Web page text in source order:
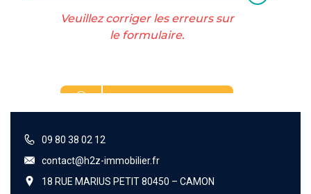
09 80 38 02 12
contact@h2z-immobilier.fr
18 RUE MARIUS PETIT 80450 – CAMON